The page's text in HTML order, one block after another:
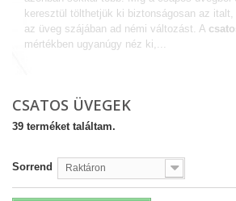
keresztül tölthetjük ki biztonságosan az
az üveg szájában ad némi változást. A
mértékben ugyanúgy néz ki,...
CSATOS ÜVEGEK
39 terméket találtam.
Sorrend Raktáron